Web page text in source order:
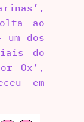
ao
um dos
do
Ox’,
em